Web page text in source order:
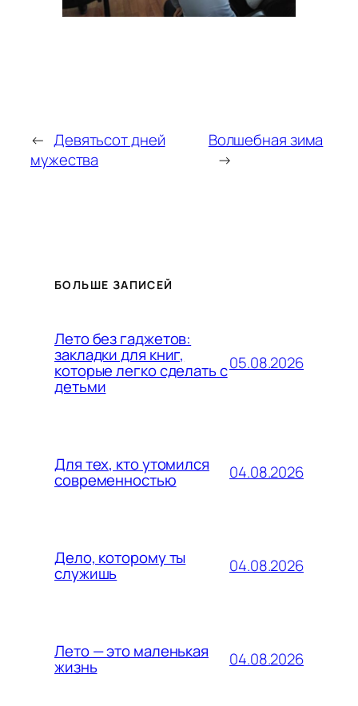
← Девятьсот дней
мужества
Волшебная зима
→
БОЛЬШЕ ЗАПИСЕЙ
Лето без гаджетов:
закладки для книг,
которые легко сделать с
детьми
05.08.2026
Для тех, кто утомился
современностью 04.08.2026
Дело, которому ты
служишь 04.08.2026
Лето — это маленькая
жизнь 04.08.2026